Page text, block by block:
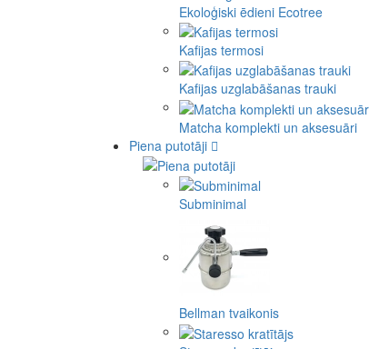
Ekoloģiski ēdieni Ecotree
Kafijas termosi
Kafijas uzglabāšanas trauki
Matcha komplekti un aksesuāri
Piena putotāji
Subminimal
Bellman tvaikonis